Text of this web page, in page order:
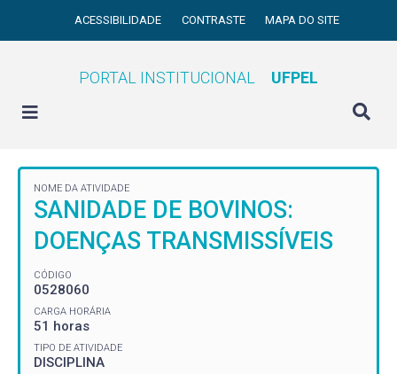
ACESSIBILIDADE CONTRASTE MAPA DO SITE
PORTAL INSTITUCIONAL UFPEL
NOME DA ATIVIDADE
SANIDADE DE BOVINOS:
DOENÇAS TRANSMISSÍVEIS
CÓDIGO
0528060
CARGA HORÁRIA
51 horas
TIPO DE ATIVIDADE
DISCIPLINA